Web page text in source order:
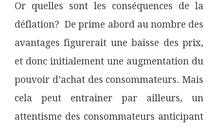
Or quelles sont les conséquences de la
déflation? De prime abord au nombre des
avantages figurerait une baisse des prix,
et donc initialement une augmentation du
pouvoir d’achat des consommateurs. Mais
cela peut entrainer par ailleurs, un
attentisme des consommateurs anticipant